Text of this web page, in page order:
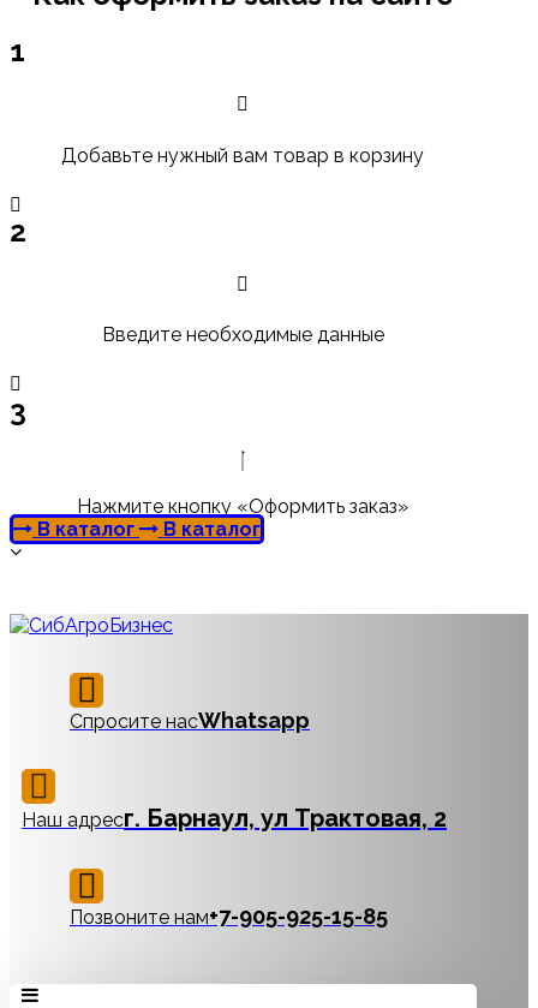
1
Добавьте нужный вам товар в корзину
2
Введите необходимые данные
3
Нажмите кнопку «Оформить заказ»
В каталог
В каталог
Спросите насWhatsapp
Наш адресг. Барнаул, ул Трактовая, 2
Позвоните нам‪+7-905-925-15-85